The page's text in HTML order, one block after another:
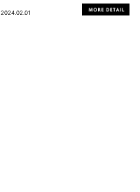
2024.02.01